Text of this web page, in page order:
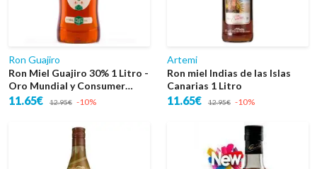
Ron Guajiro
Ron Miel Guajiro 30% 1 Litro -
Oro Mundial y Consumer
Choice EEUU
11.65€ 12.95€ -10%
Artemi
Ron miel Indias de las Islas
Canarias 1 Litro
11.65€ 12.95€ -10%